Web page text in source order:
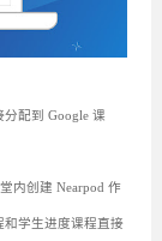
配到 Google 课
内创建 Nearpod 作
和学生进度课程直接